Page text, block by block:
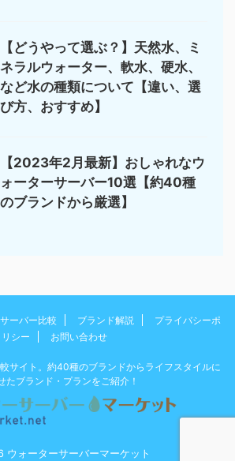
【どうやって選ぶ？】天然水、ミ
ネラルウォーター、軟水、硬水、
など水の種類について【違い、選
び方、おすすめ】
【2023年2月最新】おしゃれなウ
ォーターサーバー10選【約40種
のブランドから厳選】
ーバー比較 ブランド解説
プライバシーポ
リシー
お問い合わせ
サイト。約40種のブランドからライフスタイルに
たブランド・プランをご紹介！
ォーターサーバーマーケット